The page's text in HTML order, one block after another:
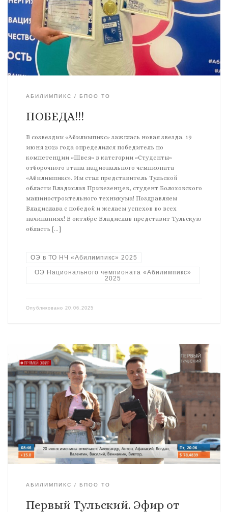
АБИЛИМПИКС БПОО ТО
ПОБЕДА!!!
В созвездии «Абилимпикс» зажглась новая звезда. 19
июня 2025 года определился победитель по
компетенции «Швея» в категории «Студенты»
отборочного этапа национального чемпионата
«Абилимпикс». Им стал представитель Тульской
области Владислав Привезенцев, студент Болоховского
машиностроительного техникума! Поздравляем
Владислава с победой и желаем успехов во всех
начинаниях! В октябре Владислав представит Тульскую
область […]
ОЭ в ТО НЧ «Абилимпикс» 2025
ОЭ Национального чемпионата «Абилимпикс»
2025
Опубликовано 20.06.2025
АБИЛИМПИКС БПОО ТО
Первый Тульский. Эфир от